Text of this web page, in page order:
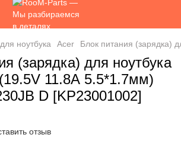
ноутбука Acer Блок питания (зарядка)
(зарядка) для ноутбука
11.8А 5.5*1.7мм)
D [KP23001002]
отзыв